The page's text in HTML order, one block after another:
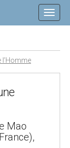
l’Homme
Mao